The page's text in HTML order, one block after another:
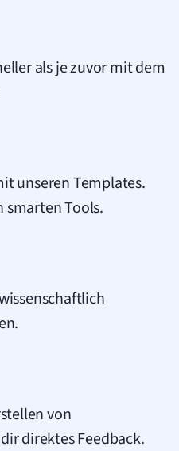
als je zuvor mit dem
unseren Templates.
smarten Tools.
von
direktes Feedback.